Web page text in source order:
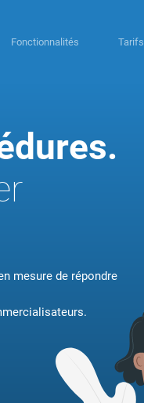
Fonctionnalités Tarifs
mesure de répondre